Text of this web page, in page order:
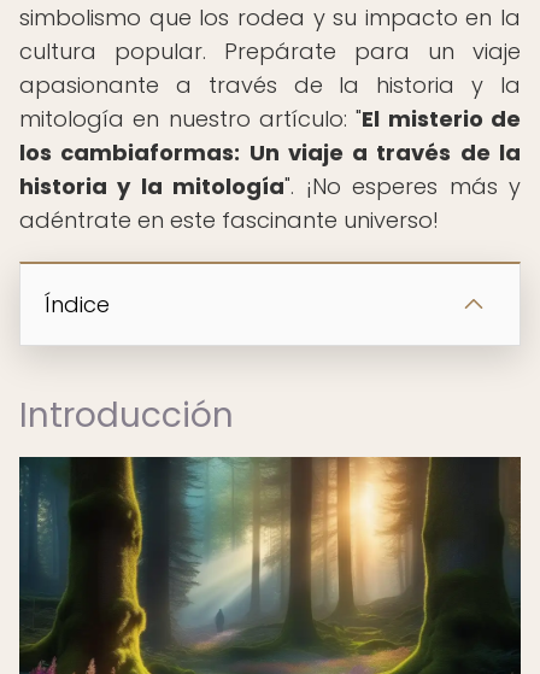
simbolismo que los rodea y su impacto en la
cultura popular. Prepárate para un viaje
apasionante a través de la historia y la
mitología en nuestro artículo: "El misterio de
los cambiaformas: Un viaje a través de la
historia y la mitología". ¡No esperes más y
adéntrate en este fascinante universo!
Índice
Introducción